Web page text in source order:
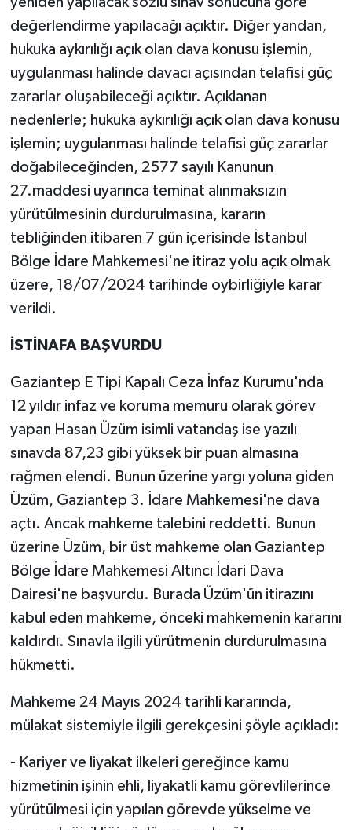
değerlendirme yapılacağı açıktır. Diğer yandan,
hukuka aykırılığı açık olan dava konusu işlemin,
uygulanması halinde davacı açısından telafisi güç
zararlar oluşabileceği açıktır. Açıklanan
nedenlerle; hukuka aykırılığı açık olan dava konusu
işlemin; uygulanması halinde telafisi güç zararlar
doğabileceğinden, 2577 sayılı Kanunun
27.maddesi uyarınca teminat alınmaksızın
yürütülmesinin durdurulmasına, kararın
tebliğinden itibaren 7 gün içerisinde İstanbul
Bölge İdare Mahkemesi'ne itiraz yolu açık olmak
üzere, 18/07/2024 tarihinde oybirliğiyle karar
verildi.
İSTİNAFA BAŞVURDU
Gaziantep E Tipi Kapalı Ceza İnfaz Kurumu'nda
12 yıldır infaz ve koruma memuru olarak görev
yapan Hasan Üzüm isimli vatandaş ise yazılı
sınavda 87,23 gibi yüksek bir puan almasına
rağmen elendi. Bunun üzerine yargı yoluna giden
Üzüm, Gaziantep 3. İdare Mahkemesi'ne dava
açtı. Ancak mahkeme talebini reddetti. Bunun
üzerine Üzüm, bir üst mahkeme olan Gaziantep
Bölge İdare Mahkemesi Altıncı İdari Dava
Dairesi'ne başvurdu. Burada Üzüm'ün itirazını
kabul eden mahkeme, önceki mahkemenin kararını
kaldırdı. Sınavla ilgili yürütmenin durdurulmasına
hükmetti.
Mahkeme 24 Mayıs 2024 tarihli kararında,
mülakat sistemiyle ilgili gerekçesini şöyle açıkladı:
- Kariyer ve liyakat ilkeleri gereğince kamu
hizmetinin işinin ehli, liyakatli kamu görevlilerince
yürütülmesi için yapılan görevde yükselme ve